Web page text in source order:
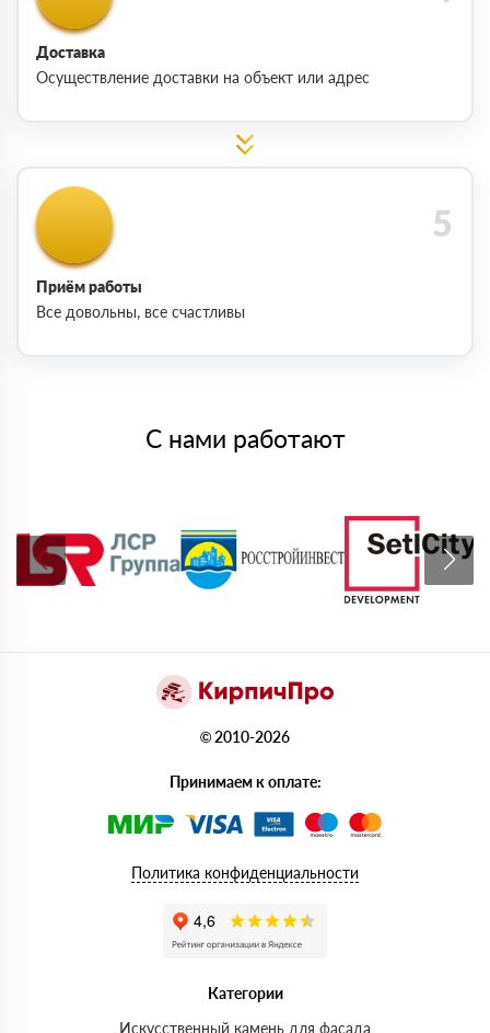
Доставка
Осуществление доставки на объект или адрес
Приём работы
Все довольны, все счастливы
С нами работают
© 2010-2026
Принимаем к оплате:
Политика конфиденциальности
Категории
Искусственный камень для фасада